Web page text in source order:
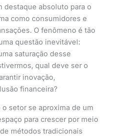
destaque absoluto para o
como consumidores e
O fenômeno é tão
questão inevitável:
saturação desse
qual deve ser o
inovação,
financeira?
setor se aproxima de um
para crescer por meio
métodos tradicionais